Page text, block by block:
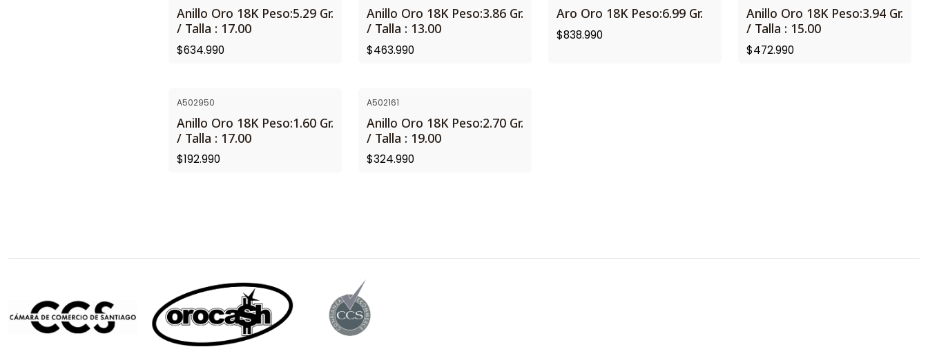
Anillo Oro 18K Peso:5.29 Gr.
/ Talla : 17.00
$634.990
Anillo Oro 18K Peso:3.86 Gr.
/ Talla : 13.00
$463.990
Aro Oro 18K Peso:6.99 Gr.
$838.990
Anillo Oro 18K Peso:3.94 Gr.
/ Talla : 15.00
$472.990
A502950
Anillo Oro 18K Peso:1.60 Gr.
/ Talla : 17.00
$192.990
PROXIMAMENTE
A502161
Anillo Oro 18K Peso:2.70 Gr.
/ Talla : 19.00
$324.990